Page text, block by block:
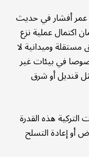
عمر أفشار في حديث
اكتمال عملية نزع
مستقلة وميدانية لا
في بيئات غير
قنديل أو شرق
التركية هذه القدرة
أو إعادة التسلح